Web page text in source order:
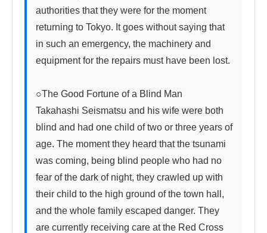
authorities that they were for the moment
returning to Tokyo. It goes without saying that
in such an emergency, the machinery and
equipment for the repairs must have been lost.
○The Good Fortune of a Blind Man
Takahashi Seismatsu and his wife were both
blind and had one child of two or three years of
age. The moment they heard that the tsunami
was coming, being blind people who had no
fear of the dark of night, they crawled up with
their child to the high ground of the town hall,
and the whole family escaped danger. They
are currently receiving care at the Red Cross